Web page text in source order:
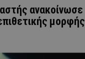
ανακοίνωσε
μορφής